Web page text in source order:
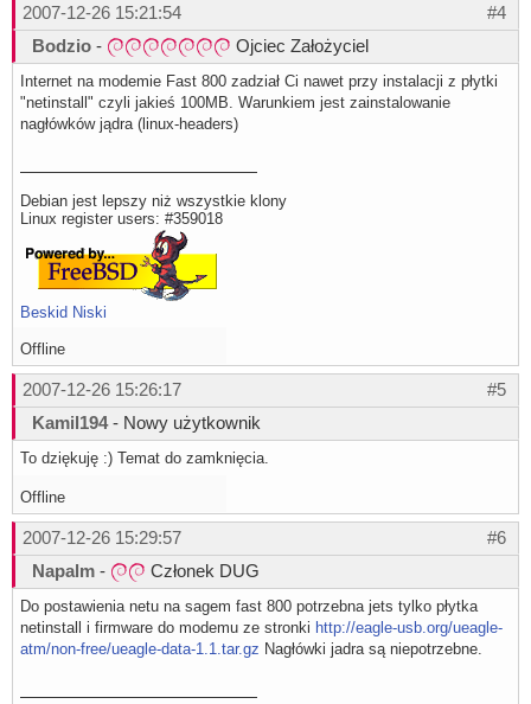
#4
2007-12-26 15:21:54
Bodzio - Ojciec Założyciel
Internet na modemie Fast 800 zadział Ci nawet przy instalacji z płytki
"netinstall" czyli jakieś 100MB. Warunkiem jest zainstalowanie
nagłówków jądra (linux-headers)
Debian jest lepszy niż wszystkie klony
Linux register users: #359018
Beskid Niski
Offline
#5
2007-12-26 15:26:17
Kamil194- Nowy użytkownik
To dziękuję :) Temat do zamknięcia.
Offline
#6
2007-12-26 15:29:57
Napalm - Członek DUG
Do postawienia netu na sagem fast 800 potrzebna jets tylko płytka
netinstall i firmware do modemu ze stronki http://eagle-usb.org/ueagle-
atm/non-free/ueagle-data-1.1.tar.gz Nagłówki jadra są niepotrzebne.